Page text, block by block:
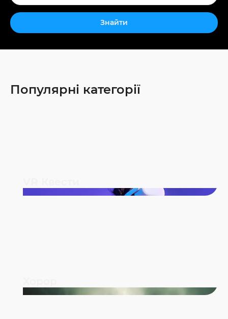
Знайти
Популярні категорії